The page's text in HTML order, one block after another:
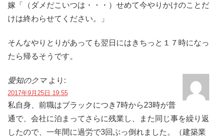
嫁「（ダメだこいつは・・・）せめて今やりかけのことだ
けは終わらせてください。」
そんなやりとりがあっても翌日にはきちっと１７時になっ
たら帰るそうです。
愛知のクマ より:
2017年9月25日 19:55
私自身、前職はブラックにつき7時から23時が普
通で、会社に泊まってさらに残業し、また同じ事を繰り返
したので、一年間に過労で3回ぶっ倒れました。（建築業